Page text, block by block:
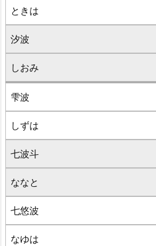
ときは
汐波
しおみ
雫波
しずは
七波斗
ななと
七悠波
なゆは